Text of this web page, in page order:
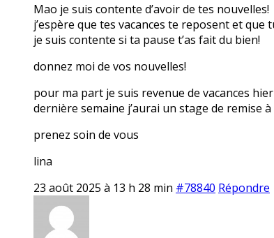
Mao je suis contente d’avoir de tes nouvelles!
j’espère que tes vacances te reposent et que
je suis contente si ta pause t’as fait du bien!
donnez moi de vos nouvelles!
pour ma part je suis revenue de vacances
dernière semaine j’aurai un stage de remise
prenez soin de vous
lina
23 août 2025 à 13 h 28 min #78840 Répondre